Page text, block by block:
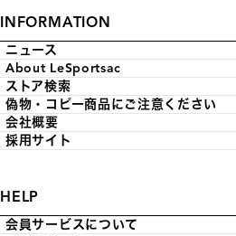
INFORMATION
ニュース
About LeSportsac
ストア検索
偽物・コピー商品にご注意ください
会社概要
採用サイト
HELP
会員サービスについて